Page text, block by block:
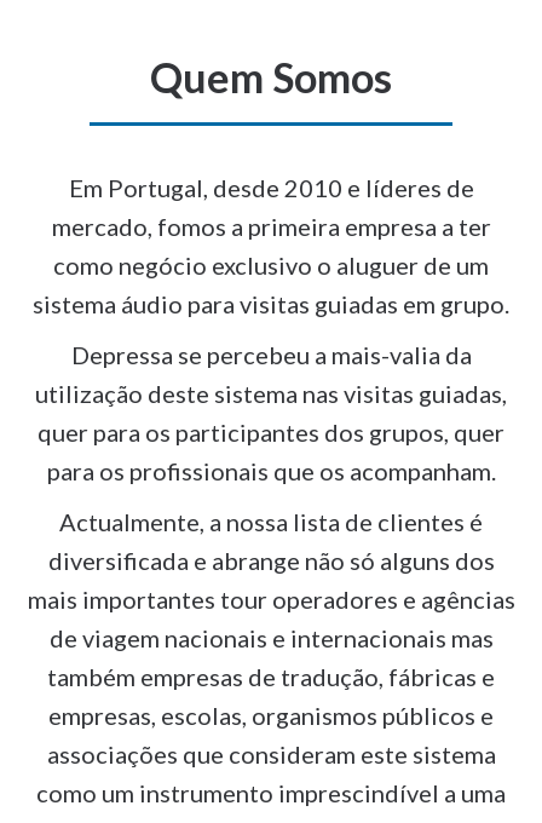
Quem Somos
Em Portugal, desde 2010 e líderes de
mercado, fomos a primeira empresa a ter
como negócio exclusivo o aluguer de um
sistema áudio para visitas guiadas em grupo.
Depressa se percebeu a mais-valia da
utilização deste sistema nas visitas guiadas,
quer para os participantes dos grupos, quer
para os profissionais que os acompanham.
Actualmente, a nossa lista de clientes é
diversificada e abrange não só alguns dos
mais importantes tour operadores e agências
de viagem nacionais e internacionais mas
também empresas de tradução, fábricas e
empresas, escolas, organismos públicos e
associações que consideram este sistema
como um instrumento imprescindível a uma